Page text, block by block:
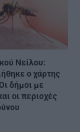
Νείλου:
ο χάρτης
δήμοι με
οι περιοχές